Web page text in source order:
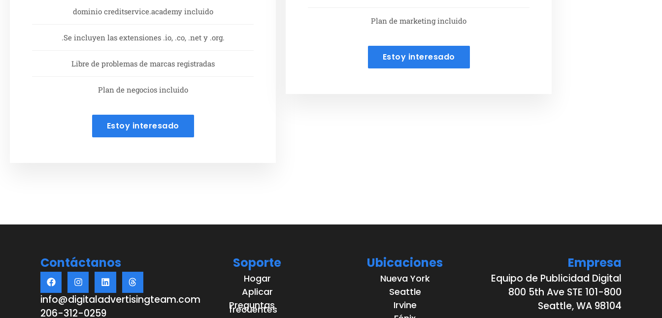
dominio creditservice.academy incluido
.Se incluyen las extensiones .io, .co, .net y .org.
Libre de problemas de marcas registradas
Plan de negocios incluido
Estoy interesado
Plan de marketing incluido
Estoy interesado
Contáctanos
info@digitaladvertisingteam.com
206-312-0259
Soporte
Hogar
Aplicar
Preguntas
frecuentes
Ubicaciones
Nueva York
Seattle
Irvine
Empresa
Equipo de Publicidad Digital
800 5th Ave STE 101-800
Seattle, WA 98104